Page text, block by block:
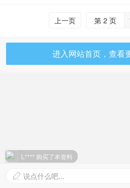
上一页 第 2 页
L**** 购买了本资料
进入网站首页，查看
 说点什么吧...